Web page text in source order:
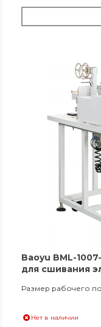
Baoyu BML-
для сшивания
Размер рабочего
Нет в наличии